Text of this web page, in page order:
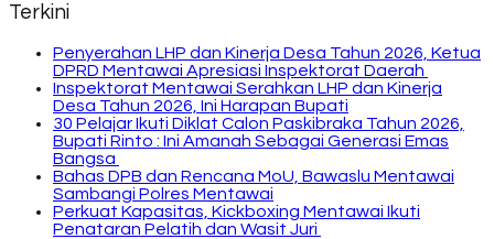
Terkini
Penyerahan LHP dan Kinerja Desa Tahun 2026, Ketua
DPRD Mentawai Apresiasi Inspektorat Daerah
Inspektorat Mentawai Serahkan LHP dan Kinerja
Desa Tahun 2026, Ini Harapan Bupati
30 Pelajar Ikuti Diklat Calon Paskibraka Tahun 2026,
Bupati Rinto : Ini Amanah Sebagai Generasi Emas
Bangsa
Bahas DPB dan Rencana MoU, Bawaslu Mentawai
Sambangi Polres Mentawai
Perkuat Kapasitas, Kickboxing Mentawai Ikuti
Penataran Pelatih dan Wasit Juri